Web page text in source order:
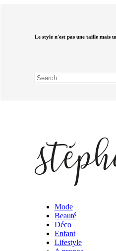
Le style n'est pas une taille mais
Mode
Beauté
Déco
Enfant
Lifestyle